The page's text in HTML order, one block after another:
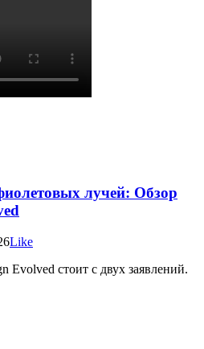
лучей: Обзор
Like
Evolved стоит с двух заявлений.